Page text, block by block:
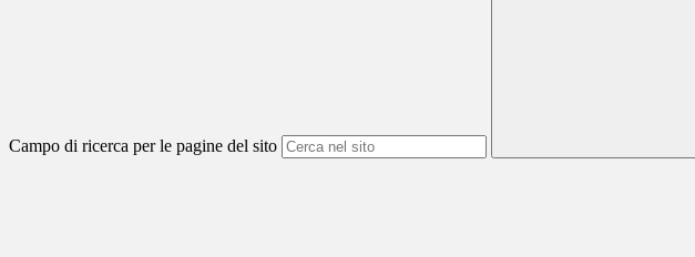
Campo di ricerca per le pagine del sito